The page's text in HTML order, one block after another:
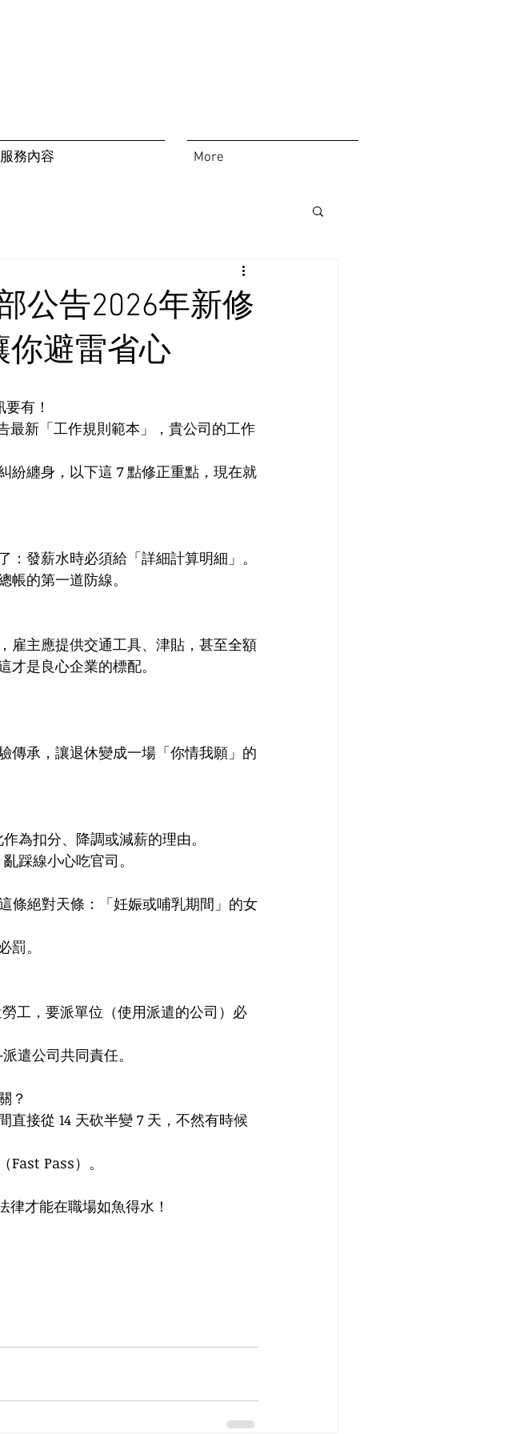
服務內容 More
公告2026年新修
你避雷省心
有！
最新「工作規則範本」，貴公司的工作
紛纏身，以下這 7 點修正重點，現在就
發薪水時必須給「詳細計算明細」。
的第一道防線。
雇主應提供交通工具、津貼，甚至全額
是良心企業的標配。
傳承，讓退休變成一場「你情我願」的
為扣分、降調或減薪的理由。
踩線小心吃官司。
條絕對天條：「妊娠或哺乳期間」的女
。
工，要派單位（使用派遣的公司）必
遣公司共同責任。
？
接從 14 天砍半變 7 天，不然有時候
Pass）。
才能在職場如魚得水！